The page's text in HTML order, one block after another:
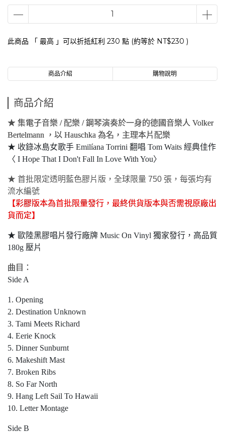
此商品 「 最高 」可以折抵紅利 230 點 (約等於 NT$230 )
商品介紹 購物說明
商品介紹
★ 集電子音樂 / 配樂 / 鋼琴演奏於一身的德國音樂人 Volker
Bertelmann ，以 Hauschka 為名，主理本片配樂
★ 收錄冰島女歌手 Emilíana Torrini 翻唱 Tom Waits 經典佳作
〈 I Hope That I Don't Fall In Love With You〉
★ 首批限定透明藍色膠片版，全球限量 750 張，每張均有
流水編號
【彩膠版本為首批限量發行，最終供貨版本與否需視原廠出
貨而定】
★ 歐陸黑膠唱片發行廠牌 Music On Vinyl 獨家發行，高品質
180g 壓片
曲目：
Side A
1. Opening
2. Destination Unknown
3. Tami Meets Richard
4. Eerie Knock
5. Dinner Sunburnt
6. Makeshift Mast
7. Broken Ribs
8. So Far North
9. Hang Left Sail To Hawaii
10. Letter Montage
Side B